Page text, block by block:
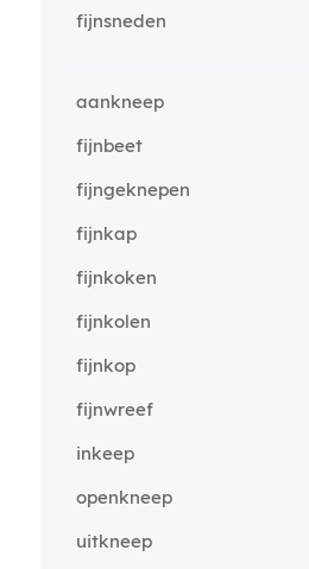
fijnsneden
aankneep
fijnbeet
fijngeknepen
fijnkap
fijnkoken
fijnkolen
fijnkop
fijnwreef
inkeep
openkneep
uitkneep